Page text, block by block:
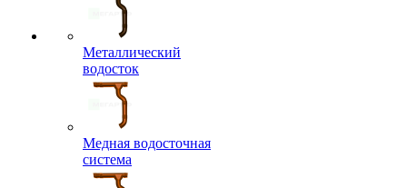
Металлический
водосток
Медная водосточная
система